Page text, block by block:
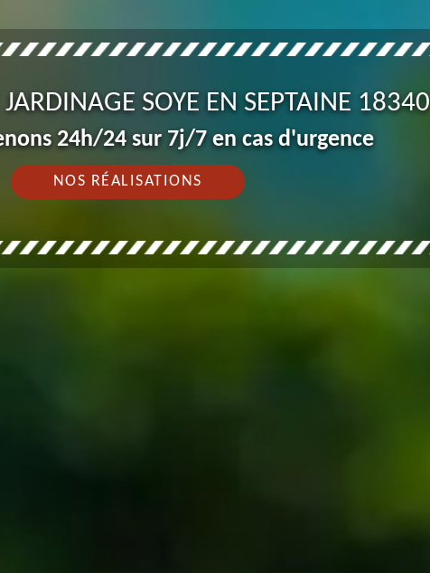
JARDINAGE SOYE EN SEPTAINE 18340
24h/24 sur 7j/7 en cas d'urgence
NOS RÉALISATIONS